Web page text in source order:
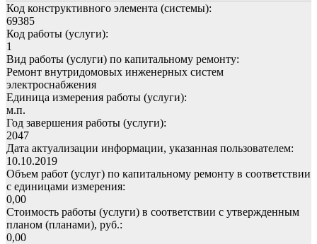
Код конструктивного элемента (системы):
69385
Код работы (услуги):
1
Вид работы (услуги) по капитальному ремонту:
Ремонт внутридомовых инженерных систем
электроснабжения
Единица измерения работы (услуги):
м.п.
Год завершения работы (услуги):
2047
Дата актуализации информации, указанная пользователем:
10.10.2019
Объем работ (услуг) по капитальному ремонту в соответствии
с единицами измерения:
0,00
Стоимость работы (услуги) в соответствии с утвержденным
планом (планами), руб.:
0,00